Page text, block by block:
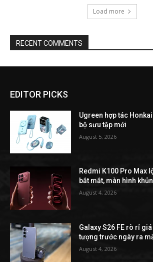
Load more
RECENT COMMENTS
EDITOR PICKS
Ugreen hợp tác
bộ sưu tập mới
August 5, 2026
Redmi K100 Pro Max
bắt mắt, màn hình
August 4, 2026
Galaxy S26 FE rò rỉ
tượng trước ngày ra
August 4, 2026